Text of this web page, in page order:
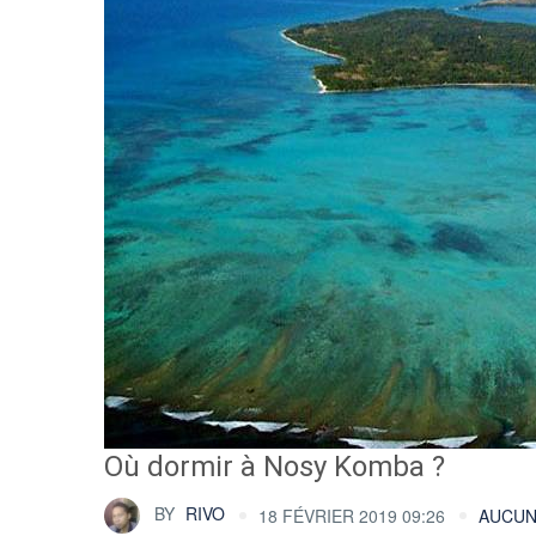
Où dormir à Nosy Komba ?
BY RIVO 18 FÉVRIER 2019 09:26